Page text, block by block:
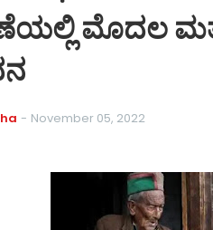
ಮೊದಲ
- November 05, 2022